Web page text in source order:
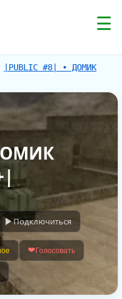
☰
|PUBLIC #8| • ДОМИК
Подключиться
❤️Голосовать